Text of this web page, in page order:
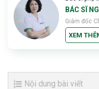
BÁC SĨ
Giám đốc
XEM
Nội dung bài viết